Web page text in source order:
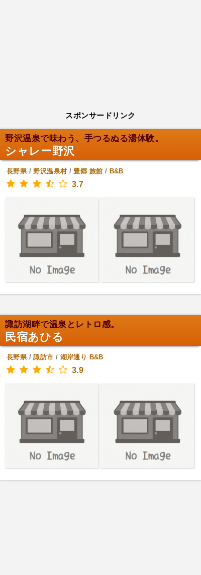
スポンサードリンク
野沢温泉で味わう、手つるぬる湯体験。
シャレー野沢
長野県/野沢温泉村/豊郷 旅館 / B&B
3.7
諏訪湖畔で温泉とレトロ感。
民宿あひる
長野県/諏訪市 / 湖岸通り B&B
3.9